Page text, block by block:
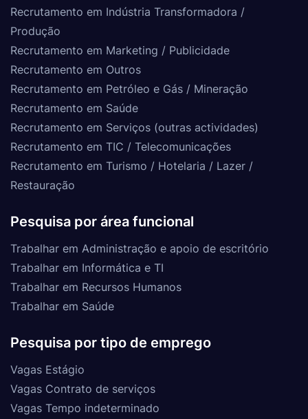
Recrutamento em Indústria Transformadora /
Produção
Recrutamento em Marketing / Publicidade
Recrutamento em Outros
Recrutamento em Petróleo e Gás / Mineração
Recrutamento em Saúde
Recrutamento em Serviços (outras actividades)
Recrutamento em TIC / Telecomunicações
Recrutamento em Turismo / Hotelaria / Lazer /
Restauração
Pesquisa por área funcional
Trabalhar em Administração e apoio de escritório
Trabalhar em Informática e TI
Trabalhar em Recursos Humanos
Trabalhar em Saúde
Pesquisa por tipo de emprego
Vagas Estágio
Vagas Contrato de serviços
Vagas Tempo indeterminado